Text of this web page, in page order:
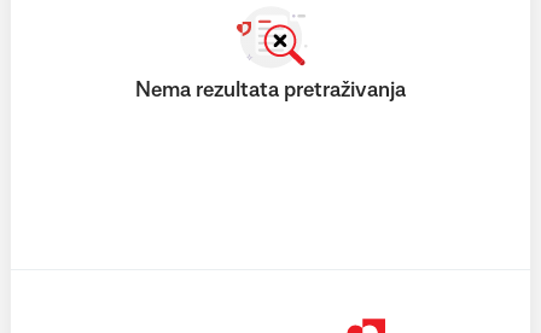
Nema rezultata pretraživanja